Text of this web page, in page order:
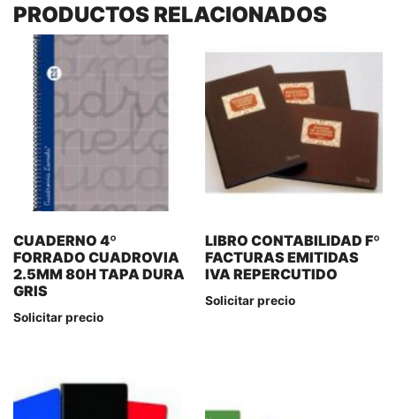
PRODUCTOS RELACIONADOS
CUADERNO 4º
FORRADO CUADROVIA
2.5MM 80H TAPA DURA
GRIS
Solicitar precio
LIBRO CONTABILIDAD Fº
FACTURAS EMITIDAS
IVA REPERCUTIDO
Solicitar precio